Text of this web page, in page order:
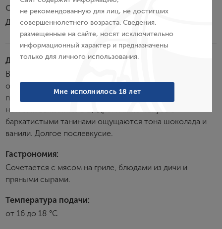
Дегустационные характеристики:
Вино обладает ярко-рубиновым цветом с синеватыми
отблесками, восхитительным букетом фруктовых и
пряных ароматов, которые сочетаются с нежными
нотками эвкалипта. В щедром мягком вкусе с
бархатистыми танинами ощущаются тона шоколада и
ванили. Долгое послевкусие.
Гастрономия:
Сочетается с мясом на гриле, блюдами из дичи и
пряными сырами.
Температура подачи:
от 16 до 18 °С
Субзона:
Долина Уко
не рекомендованную для лиц, не достигших
совершеннолетнего возраста. Сведения,
размещенные на сайте, носят исключительно
информационный характер и предназначены
только для личного использования.
Мне исполнилось 18 лет
Пароль
Войти
Создание учетной записи
E-mail